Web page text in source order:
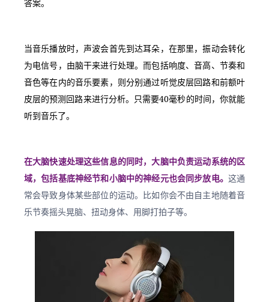
答案。
当音乐播放时，声波会首先到达耳朵，在那里，振动会转化
为电信号，由脑干来进行处理。而包括响度、音高、节奏和
音色等在内的音乐要素，则分别通过听觉皮层回路和前额叶
皮层的预测回路来进行分析。只需要40毫秒的时间，你就能
听到音乐了。
在大脑快速处理这些信息的同时，大脑中负责运动系统的区
域，包括基底神经节和小脑中的神经元也会同步放电。 这通
常会导致身体某些部位的运动。比如你会不由自主地随着音
乐节奏摇头晃脑、扭动身体、用脚打拍子等。